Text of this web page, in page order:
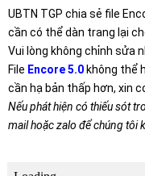
UBTN TGP chia sẻ file
cần có thể dàn trang lại
Vui lòng không chỉnh sửa
File Encore 5.0 không thể
cần hạ bản thấp hơn, xin
Nếu phát hiện có thiếu sót
mail hoặc zalo để chúng tôi